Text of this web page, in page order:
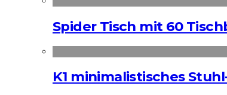
Spider Tisch mit 60
K1 minimalistisches